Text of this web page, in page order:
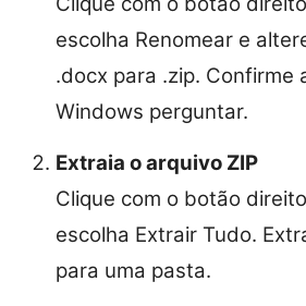
escolha Renomear e
.docx para .zip. Confirme
Windows perguntar.
Extraia o arquivo ZIP
Clique com o botão
escolha Extrair Tudo.
para uma pasta.